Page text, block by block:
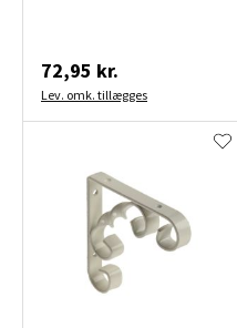
72,95 kr.
Lev. omk. tillægges